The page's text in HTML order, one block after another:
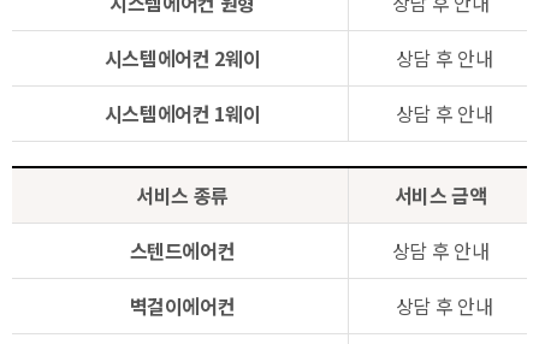
시스템에어컨 2웨이
상담 후 안내
시스템에어컨 1웨이
상담 후 안내
서비스 종류
서비스 금액
스텐드에어컨
상담 후 안내
벽걸이에어컨
상담 후 안내